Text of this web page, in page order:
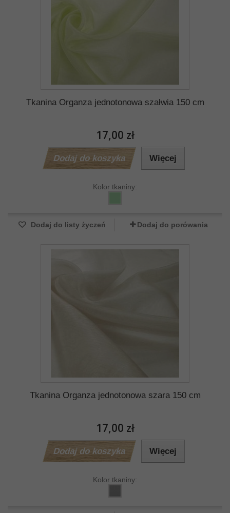
Tkanina Organza jednotonowa szałwia 150 cm
17,00 zł
Dodaj do koszyka Więcej
Kolor tkaniny:
Dodaj do listy życzeń Dodaj do porówania
Tkanina Organza jednotonowa szara 150 cm
17,00 zł
Dodaj do koszyka Więcej
Kolor tkaniny: